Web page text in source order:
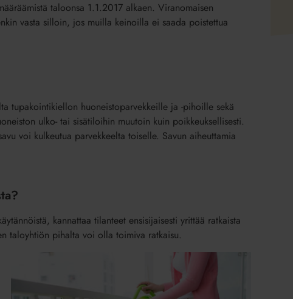
taloonsa 1.1.2017 alkaen. Viranomaisen
vasta silloin, jos muilla keinoilla ei saada poistettua
tupakointikiellon huoneistoparvekkeille ja -pihoille sekä
ulko- tai sisätiloihin muutoin kuin poikkeuksellisesti.
voi kulkeutua parvekkeelta toiselle. Savun aiheuttamia
kannattaa tilanteet ensisijaisesti yrittää ratkaista
taloyhtiön pihalta voi olla toimiva ratkaisu.